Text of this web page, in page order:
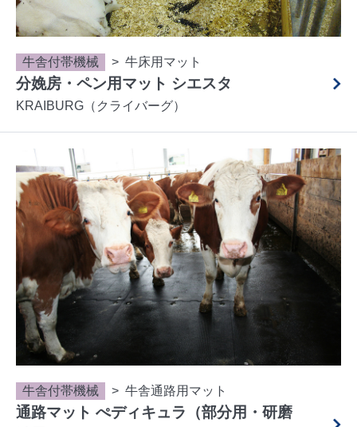
牛舎付帯機械 牛床用マット
分娩房・ペン用マット シエスタ
KRAIBURG（クライバーグ）
牛舎付帯機械 牛舎通路用マット
通路マット ぺディキュラ（部分用・研磨